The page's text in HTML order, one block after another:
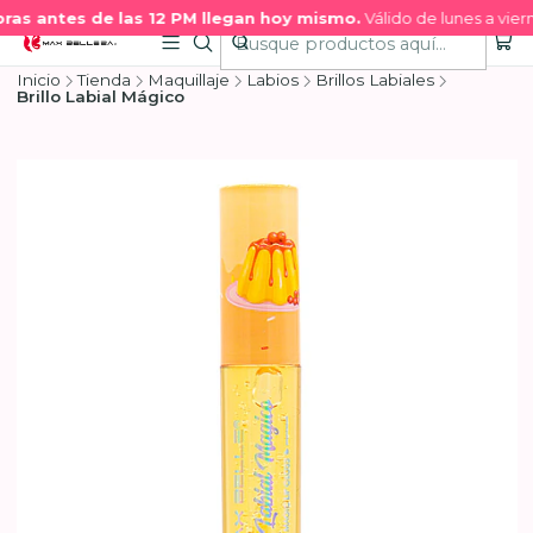
antes de las 12 PM llegan hoy mismo.Válido de lunes a
Inicio Tienda Maquillaje Labios
Brillos Labiales
Brillo Labial Mágico